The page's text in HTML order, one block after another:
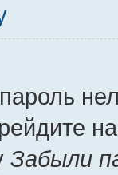
Забыли